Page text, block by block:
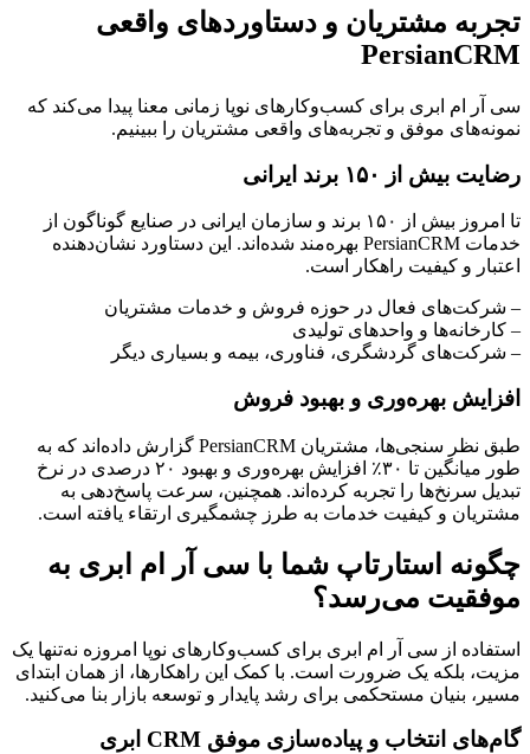
تجربه مشتریان و دستاوردهای واقعی
PersianCRM
سی آر ام ابری برای کسب‌وکارهای نوپا زمانی معنا پیدا می‌کند که
نمونه‌های موفق و تجربه‌های واقعی مشتریان را ببینیم.
رضایت بیش از ۱۵۰ برند ایرانی
تا امروز بیش از ۱۵۰ برند و سازمان ایرانی در صنایع گوناگون از
خدمات PersianCRM بهره‌مند شده‌اند. این دستاورد نشان‌دهنده
اعتبار و کیفیت راهکار است.
– شرکت‌های فعال در حوزه فروش و خدمات مشتریان
– کارخانه‌ها و واحدهای تولیدی
– شرکت‌های گردشگری، فناوری، بیمه و بسیاری دیگر
افزایش بهره‌وری و بهبود فروش
طبق نظر سنجی‌ها، مشتریان PersianCRM گزارش داده‌اند که به
طور میانگین تا ۳۰٪ افزایش بهره‌وری و بهبود ۲۰ درصدی در نرخ
تبدیل سرنخ‌ها را تجربه کرده‌اند. همچنین، سرعت پاسخ‌دهی به
مشتریان و کیفیت خدمات به طرز چشمگیری ارتقاء یافته است.
چگونه استارتاپ شما با سی آر ام ابری به
موفقیت می‌رسد؟
استفاده از سی آر ام ابری برای کسب‌وکارهای نوپا امروزه نه‌تنها یک
مزیت، بلکه یک ضرورت است. با کمک این راهکارها، از همان ابتدای
مسیر، بنیان مستحکمی برای رشد پایدار و توسعه بازار بنا می‌کنید.
گام‌های انتخاب و پیاده‌سازی موفق CRM ابری